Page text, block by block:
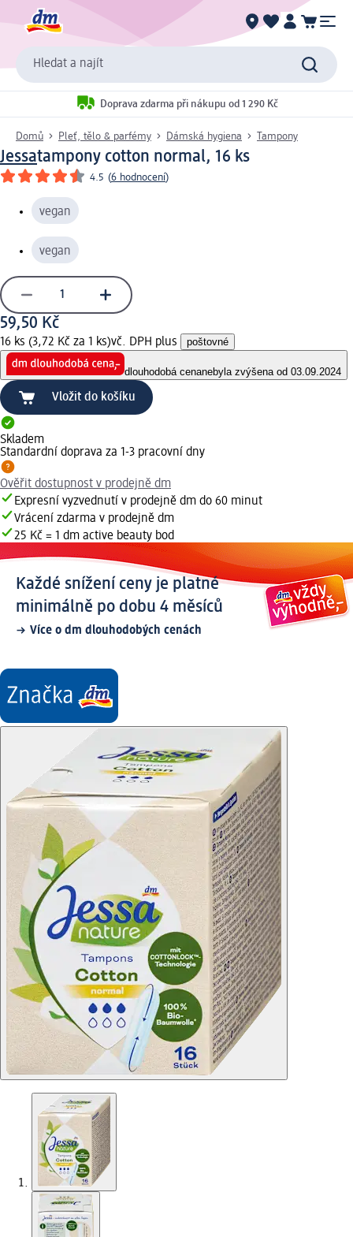
Hledat a najít
Doprava zdarma při nákupu od 1 290 Kč
Domů Pleť, tělo & parfémy Dámská hygiena Tampony
Jessatampony cotton normal, 16 ks
4.5 (6 hodnocení)
vegan
vegan
59,50 Kč
16 ks (3,72 Kč za 1 ks)vč. DPH plus poštovné
dlouhodobá cenanebyla zvýšena od 03.09.2024
Vložit do košíku
Skladem
Standardní doprava za 1-3 pracovní dny
Ověřit dostupnost v prodejně dm
Expresní vyzvednutí v prodejně dm do 60 minut
Vrácení zdarma v prodejně dm
25 Kč = 1 dm active beauty bod
Každé snížení ceny je platné
minimálně po dobu 4 měsíců
Více o dm dlouhodobých cenách